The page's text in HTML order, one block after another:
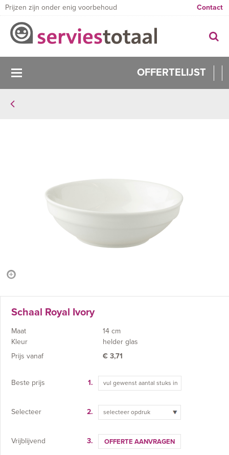
Prijzen zijn onder enig voorbehoud Contact
OFFERTELIJST
Schaal Royal Ivory
Maat
14 cm
Kleur
helder glas
Prijs vanaf
€ 3,71
Beste prijs 1.
Selecteer 2. selecteer opdruk
Vrijblijvend 3. OFFERTE AANVRAGEN